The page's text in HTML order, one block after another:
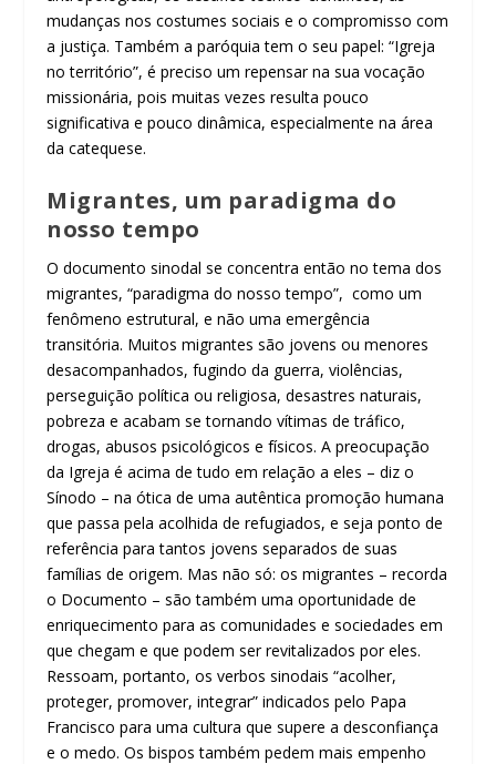
mudanças nos costumes sociais e o compromisso com
a justiça. Também a paróquia tem o seu papel: “Igreja
no território”, é preciso um repensar na sua vocação
missionária, pois muitas vezes resulta pouco
significativa e pouco dinâmica, especialmente na área
da catequese.
Migrantes, um paradigma do
nosso tempo
O documento sinodal se concentra então no tema dos
migrantes, “paradigma do nosso tempo”, como um
fenômeno estrutural, e não uma emergência
transitória. Muitos migrantes são jovens ou menores
desacompanhados, fugindo da guerra, violências,
perseguição política ou religiosa, desastres naturais,
pobreza e acabam se tornando vítimas de tráfico,
drogas, abusos psicológicos e físicos. A preocupação
da Igreja é acima de tudo em relação a eles – diz o
Sínodo – na ótica de uma autêntica promoção humana
que passa pela acolhida de refugiados, e seja ponto de
referência para tantos jovens separados de suas
famílias de origem. Mas não só: os migrantes – recorda
o Documento – são também uma oportunidade de
enriquecimento para as comunidades e sociedades em
que chegam e que podem ser revitalizados por eles.
Ressoam, portanto, os verbos sinodais “acolher,
proteger, promover, integrar” indicados pelo Papa
Francisco para uma cultura que supere a desconfiança
e o medo. Os bispos também pedem mais empenho